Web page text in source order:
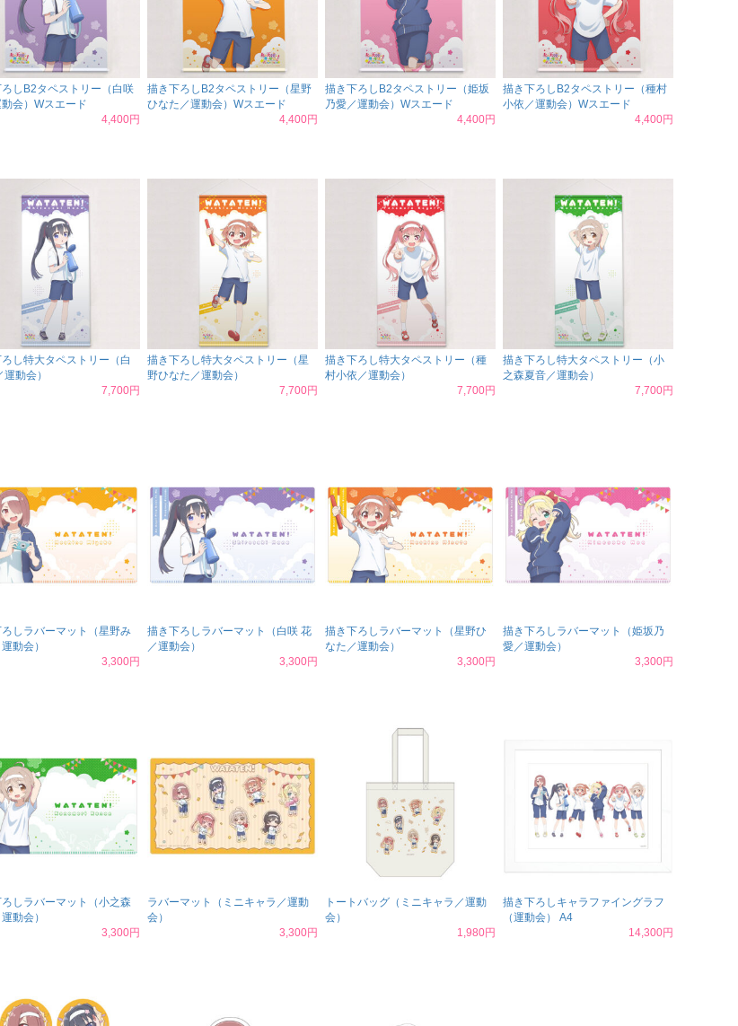
しB2タペストリー（白咲
会）Wスエード
4,400円
描き下ろしB2タペストリー（星野
ひなた／運動会）Wスエード
4,400円
描き下ろしB2タペストリー（姫坂
乃愛／運動会）Wスエード
4,400円
描き下ろしB2タペストリー（種村
小依／運動会）Wスエード
4,400円
し特大タペストリー（白
動会）
7,700円
描き下ろし特大タペストリー（星
野ひなた／運動会）
7,700円
描き下ろし特大タペストリー（種
村小依／運動会）
7,700円
描き下ろし特大タペストリー（小
之森夏音／運動会）
7,700円
しラバーマット（星野み
動会）
3,300円
描き下ろしラバーマット（白咲 花
／運動会）
3,300円
描き下ろしラバーマット（星野ひ
なた／運動会）
3,300円
描き下ろしラバーマット（姫坂乃
愛／運動会）
3,300円
しラバーマット（小之森
動会）
3,300円
ラバーマット（ミニキャラ／運動
会）
3,300円
トートバッグ（ミニキャラ／運動
会）
1,980円
描き下ろしキャラファイングラフ
（運動会） A4
14,300円